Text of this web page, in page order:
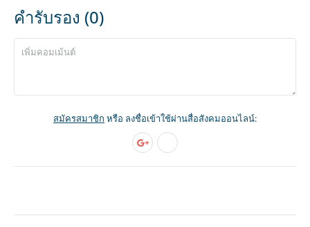
คำรับรอง (0)
สมัครสมาชิก หรือ ลงชื่อเข้าใช้ผ่านสื่อสังคมออนไลน์: